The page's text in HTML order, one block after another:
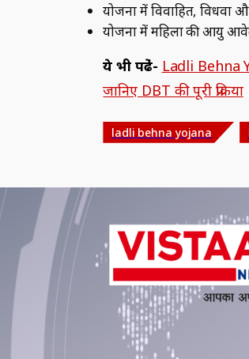
योजना में विवाहित, विधवा
योजना में महिला की आयु
ये भी पढे़ं- Ladli Behna
जानिए DBT की पूरी प्रक्रिया
ladli behna yojana